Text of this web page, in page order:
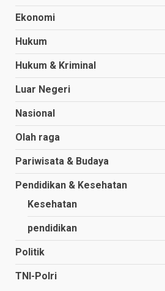
Ekonomi
Hukum
Hukum & Kriminal
Luar Negeri
Nasional
Olah raga
Pariwisata & Budaya
Pendidikan & Kesehatan
Kesehatan
pendidikan
Politik
TNI-Polri